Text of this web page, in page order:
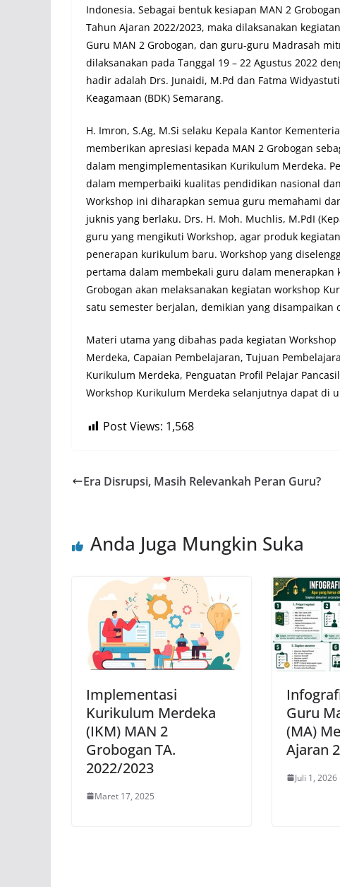
Indonesia. Sebagai bentuk kesiapan MAN 2
Tahun Ajaran 2022/2023, maka dilaksanakan
Guru MAN 2 Grobogan, dan guru-guru Madrasah
dilaksanakan pada Tanggal 19 – 22 Agustus 2022
hadir adalah Drs. Junaidi, M.Pd dan Fatma
Keagamaan (BDK) Semarang.
H. Imron, S.Ag, M.Si selaku Kepala Kantor
memberikan apresiasi kepada MAN 2 Grobogan
dalam mengimplementasikan Kurikulum Merdeka.
dalam memperbaiki kualitas pendidikan nasional
Workshop ini diharapkan semua guru memahami
juknis yang berlaku. Drs. H. Moh. Muchlis, M.PdI
guru yang mengikuti Workshop, agar produk
penerapan kurikulum baru. Workshop yang
pertama dalam membekali guru dalam
Grobogan akan melaksanakan kegiatan workshop
satu semester berjalan, demikian yang disampaikan
Materi utama yang dibahas pada kegiatan
Merdeka, Capaian Pembelajaran, Tujuan
Kurikulum Merdeka, Penguatan Profil Pelajar
Workshop Kurikulum Merdeka selanjutnya dapat di
Post Views: 1,568
Era Disrupsi, Masih Relevankah Peran Guru?
Anda Juga Mungkin Suka
Implementasi
Kurikulum Merdeka
(IKM) MAN 2
Grobogan TA.
2022/2023
Maret 17, 2025
Guru
(MA)
Ajaran
Juli 1, 2026